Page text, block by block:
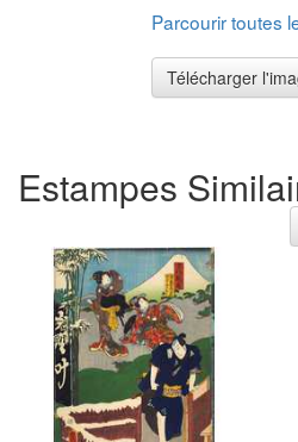
Parcourir toutes
Télécharger
Estampes